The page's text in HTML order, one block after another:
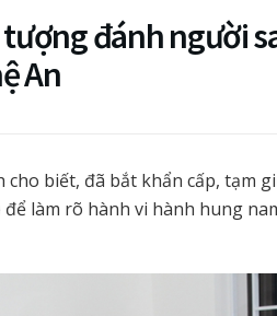
đánh người
An
cho biết, đã bắt khẩn cấp, tạm
làm rõ hành vi hành hung